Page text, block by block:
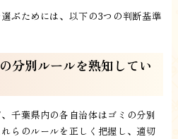
ぶためには、以下の3つの判断基準
分別ルールを熟知してい
千葉県内の各自治体はゴミの分別
らのルールを正しく把握し、適切